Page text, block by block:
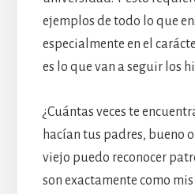
ejemplos de todo lo que
especialmente en el
es lo que van a seguir los
¿Cuántas veces te
hacían tus padres, bueno
viejo puedo reconocer
son exactamente como